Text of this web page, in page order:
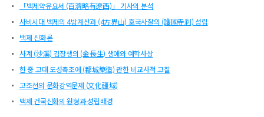
「백제약유요서 (百濟略有遼西)」 기사의 분석
사비시대 백제의 4방계산과 (4方界山) 호국사찰의 (護國寺刹) 성립
백제 신화론
사계 (沙溪) 김장생의 (金長生) 생애와 예학사상
한 중 고대 도성축조에 (都城築造) 관한 비교사적 고찰
고조선의 문화강역문제 (文化疆域)
백제 건국신화의 원형과 성립배경